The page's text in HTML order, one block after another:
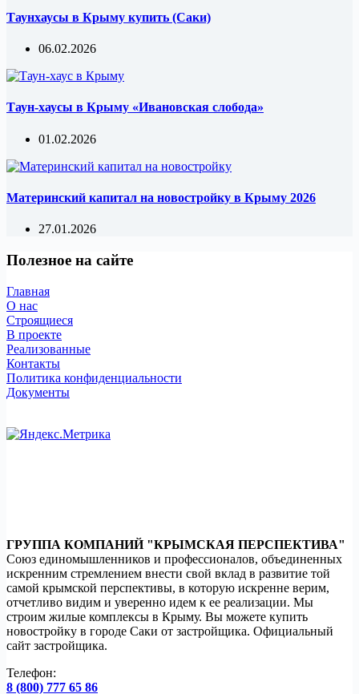
Таунхаусы в Крыму купить (Саки)
06.02.2026
Таун-хаусы в Крыму «Ивановская слобода»
01.02.2026
Материнский капитал на новостройку в Крыму 2026
27.01.2026
Полезное на сайте
Главная
О нас
Строящиеся
В проекте
Реализованные
Контакты
Политика конфиденциальности
Документы
ГРУППА КОМПАНИЙ "КРЫМСКАЯ ПЕРСПЕКТИВА"
Союз единомышленников и профессионалов, объединенных
искренним стремлением внести свой вклад в развитие той
самой крымской перспективы, в которую искренне верим,
отчетливо видим и уверенно идем к ее реализации. Мы
строим жилые комплексы в Крыму. Вы можете купить
новостройку в городе Саки от застройщика. Официальный
сайт застройщика.
Телефон:
8 (800) 777 65 86